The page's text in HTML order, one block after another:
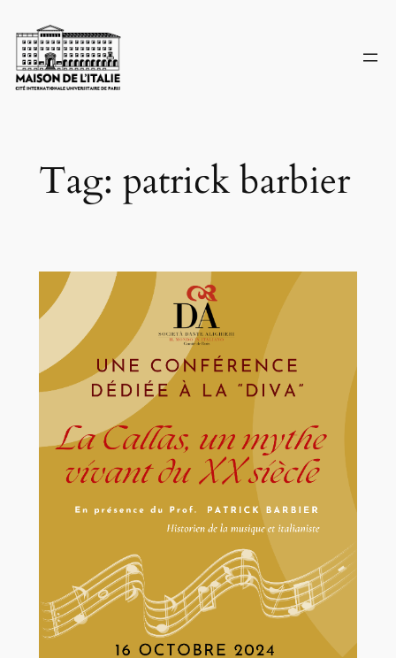
to
content
Tag: patrick barbier